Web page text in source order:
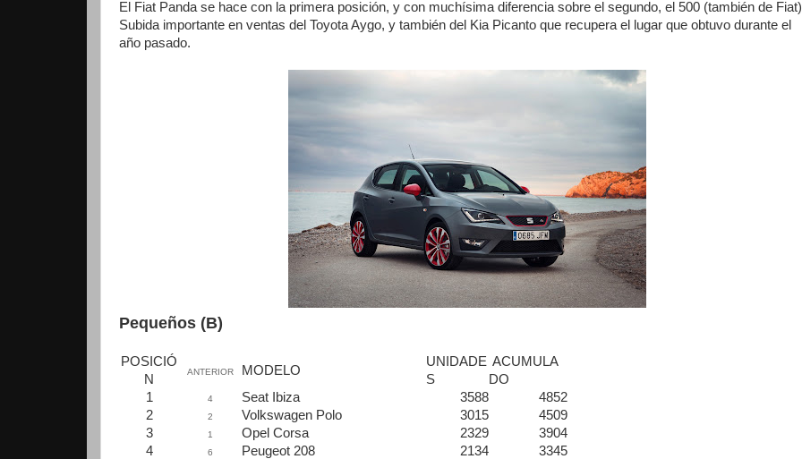
El Fiat Panda se hace con la primera posición, y con muchísima diferencia sobre el segundo, el 500 (también de
Subida importante en ventas del Toyota Aygo, y también del Kia Picanto que recupera el lugar que obtuvo durante el
año pasado.
Pequeños (B)
POSICIÓ
N
ANTERIOR MODELO
UNIDADE
S
ACUMULA
DO
1
4 Seat Ibiza 3588
4852
2
2 Volkswagen Polo 3015
4509
3
1 Opel Corsa 2329
3904
4
6 Peugeot 208 2134
3345